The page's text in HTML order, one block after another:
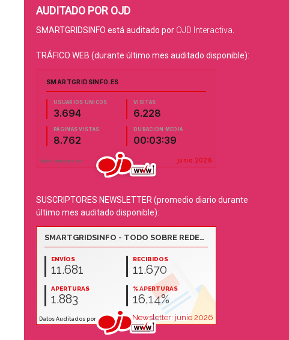
AUDITADO POR OJD
SMARTGRIDSINFO está auditado por OJD Interactiva
TRÁFICO WEB (durante último mes auditado disponible):
SUSCRIPTORES NEWSLETTER (promedio diario durante
último mes auditado disponible):